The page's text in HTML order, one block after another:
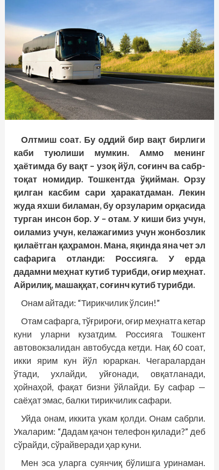
Олтмиш соат. Бу оддий бир вақт бирлиги
каби туюлиши мумкин. Аммо менинг
ҳаётимда бу вақт – узоқ йўл, соғинч ва сабр-
тоқат номидир. Тошкентда ўқийман. Орзу
қилган касбим сари ҳаракатдаман. Лекин
жуда яхши биламан, бу орзуларим орқасида
турган инсон бор. У – отам. У киши биз учун,
оиламиз учун, келажагимиз учун жонбозлик
қилаётган қаҳрамон. Мана, яқинда яна чет эл
сафарига отланди: Россияга. У ерда
дадамни меҳнат кутиб турибди, оғир меҳнат.
Айрилиқ, машаққат, соғинч кутиб турибди.
Онам айтади: “Тирикчилик ўлсин!”
Отам сафарга, тўғрироғи, оғир меҳнатга кетар
куни уларни кузатдим. Россияга Тошкент
автовокзалидан автобусда кетди. Нақ 60 соат,
икки ярим кун йўл юраркан. Чегаралардан
ўтади, ухлайди, уйғонади, овқатланади,
ҳойнаҳой, фақат бизни ўйлайди. Бу сафар —
саёҳат эмас, балки тирикчилик сафари.
Уйда онам, иккита укам қолди. Онам сабрли.
Укаларим: “Дадам қачон телефон қилади?” деб
сўрайди, сўрайверади ҳар куни.
Мен эса уларга суянчиқ бўлишга уринаман.